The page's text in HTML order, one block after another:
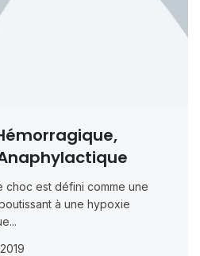
choc est défini comme une
à une hypoxie